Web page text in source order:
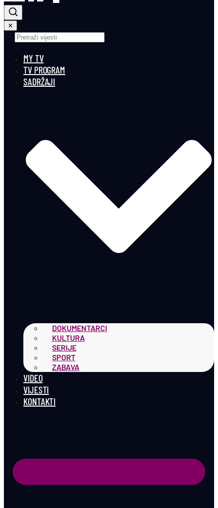
✕
MY TV
TV PROGRAM
SADRŽAJI
DOKUMENTARCI
KULTURA
SERIJE
SPORT
ZABAVA
VIDEO
VIJESTI
KONTAKTI